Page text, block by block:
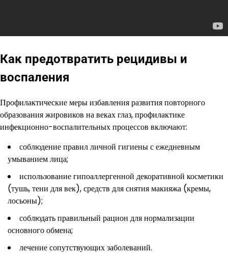
Как предотвратить рецидивы и
воспаления
Профилактические меры избавления развития повторного
образования жировиков на веках глаз, профилактике
инфекционно-воспалительных процессов включают:
соблюдение правил личной гигиены с ежедневным
умыванием лица;
использование гипоаллергенной декоративной косметики
(тушь, тени для век), средств для снятия макияжа (кремы,
лосьоны);
соблюдать правильный рацион для нормализации
основного обмена;
лечение сопутствующих заболеваний.